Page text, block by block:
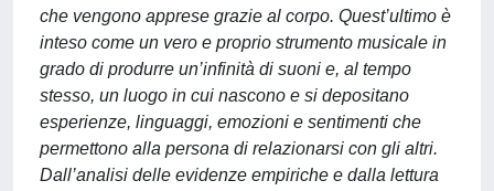
che vengono apprese grazie al corpo. Quest’ultimo è
inteso come un vero e proprio strumento musicale in
grado di produrre un’infinità di suoni e, al tempo
stesso, un luogo in cui nascono e si depositano
esperienze, linguaggi, emozioni e sentimenti che
permettono alla persona di relazionarsi con gli altri.
Dall’analisi delle evidenze empiriche e dalla lettura